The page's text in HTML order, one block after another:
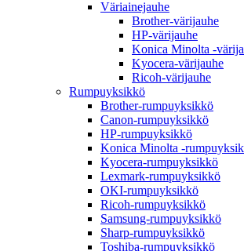
Väriainejauhe
Brother-värijauhe
HP-värijauhe
Konica Minolta -
Kyocera-värijauhe
Ricoh-värijauhe
Rumpuyksikkö
Brother-rumpuyksikkö
Canon-rumpuyksikkö
HP-rumpuyksikkö
Konica Minolta -
Kyocera-rumpuyksikkö
Lexmark-rumpuyksikkö
OKI-rumpuyksikkö
Ricoh-rumpuyksikkö
Samsung-rumpuyksikkö
Sharp-rumpuyksikkö
Toshiba-rumpuyksikkö